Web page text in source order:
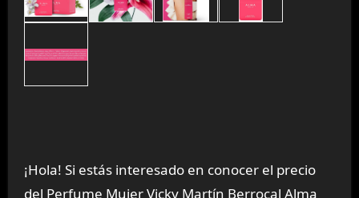
¡Hola! Si estás interesado en conocer el precio
del Perfume Mujer Vicky Martín Berrocal Alma